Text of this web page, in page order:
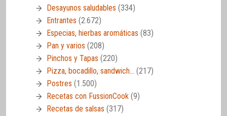
Desayunos saludables (334)
Entrantes (2.672)
Especias, hierbas aromáticas (83)
Pan y varios (208)
Pinchos y Tapas (220)
Pizza, bocadillo, sandwich… (217)
Postres (1.500)
Recetas con FussionCook (9)
Recetas de salsas (317)